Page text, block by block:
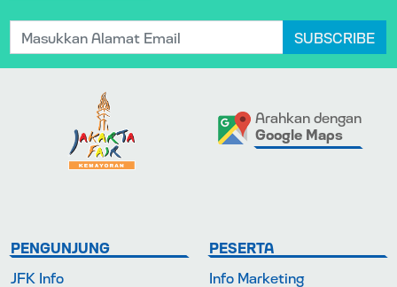
SUBSCRIBE
Arahkan dengan
Google Maps
PENGUNJUNG
JFK Info
PESERTA
Info Marketing